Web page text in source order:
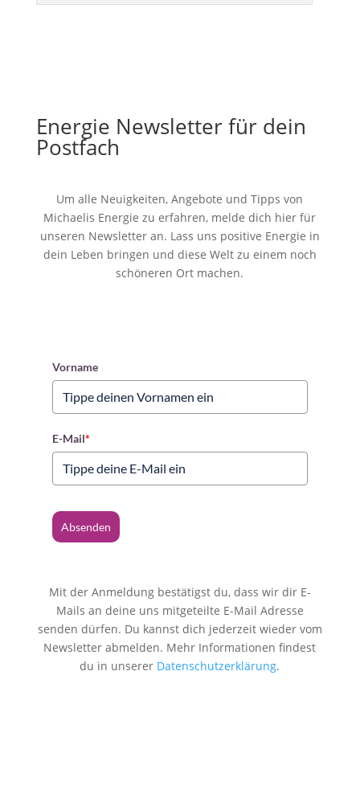
Energie Newsletter für dein
Postfach
Um alle Neuigkeiten, Angebote und Tipps von
Michaelis Energie zu erfahren, melde dich hier für
unseren Newsletter an. Lass uns positive Energie in
dein Leben bringen und diese Welt zu einem noch
schöneren Ort machen.
Vorname
E-Mail*
Absenden
Mit der Anmeldung bestätigst du, dass wir dir E-
Mails an deine uns mitgeteilte E-Mail Adresse
senden dürfen. Du kannst dich jederzeit wieder vom
Newsletter abmelden. Mehr Informationen findest
du in unserer Datenschutzerklärung.